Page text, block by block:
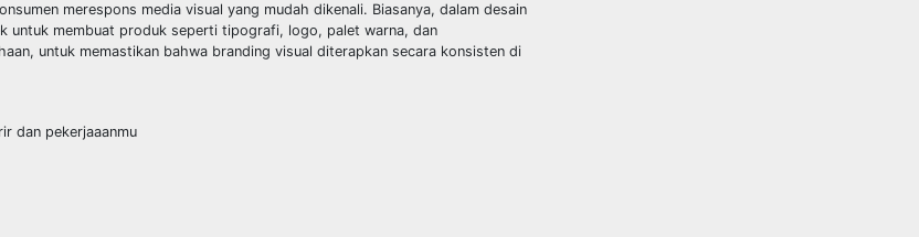
merespons media visual yang mudah dikenali. Biasanya, dalam desain
untuk membuat produk seperti tipografi, logo, palet warna, dan
untuk memastikan bahwa branding visual diterapkan secara konsisten di
dan pekerjaaanmu